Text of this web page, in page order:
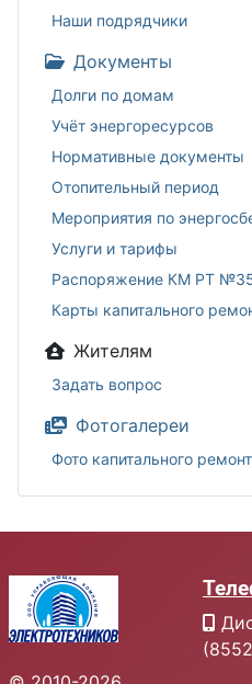
Наши подрядчики
Документы
Долги по домам
Учёт энергоресурсов
Нормативные документы
Отопительный период
Мероприятия по
Услуги и тарифы
Распоряжение КМ РТ
Карты капитального
Жителям
Задать вопрос
Фотогалереи
Фото капитального